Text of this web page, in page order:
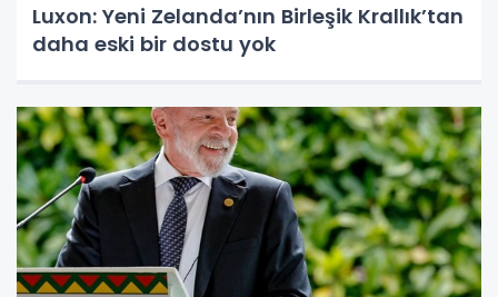
Luxon: Yeni Zelanda’nın Birleşik Krallık’tan
daha eski bir dostu yok